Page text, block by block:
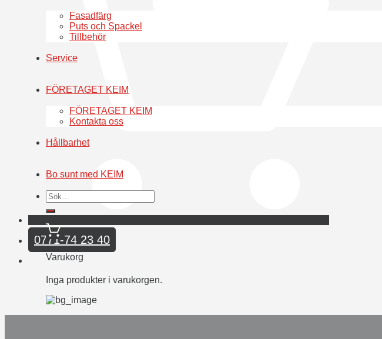
0771-74 23 40
Fasadfärg
Puts och Spackel
Tillbehör
Service
FÖRETAGET KEIM
FÖRETAGET KEIM
Kontakta oss
Hållbarhet
Bo sunt med KEIM
Sök
efter:
Varukorg
Inga produkter i varukorgen.